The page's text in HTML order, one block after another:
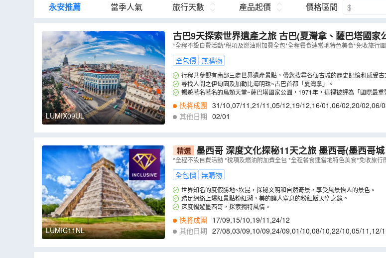
永安推薦 當季人氣 旅行天數 產品起價 價格區間
LUMIX09UL
古巴9天探索世界遺產之旅 古巴(夏灣拿、薩巴塔國家公園、西恩富戈斯、千里達、馬
坦薩斯、海明威故居、雪茄製造廠、冧酒博物館、馬
IX09UL）
*全程不設自費活動*稅項及燃油附加費全包*全程餐食連當地特色美食*免收旅行
全包價 無購物
行程共參觀有南部三處世界遺產景點，帶您搜尋各個古城的歷史記憶和感受古
尋找人間之伊甸園及加勒比海明珠~古巴首都「夏灣拿」。
暢遊著名著名的鳥類天堂~薩巴塔國家公園，1971年，這裡被評為「國際最重
快將成團 31/10,07/11 ,21/11 ,05/12,19/12,16/01 ,06/02,20/02,06/
5 29/05,05/06,19/06
其他日期 02/01
LUMIC11NL
精選 墨西哥 深度文化探秘11天之旅 墨西哥(墨西哥城、索奇米爾科水上花園、坎昆、
瑪雅遺址圖倫古城、夢幻粉紅湖、烏蘇曼、提奧狄華岡
*全程不設自費活動 *稅項及燃油附加費全包 *全程餐食連當地特色美食*免收旅行
全包價 無購物
世界知名的度假勝地~坎昆，探秘文明和自然奇景，享受風景怡人的景色。
踏足網絡上爆紅景點粉紅湖，美的讓人窒息的粉紅版天空之鏡。
深度暢遊墨西哥，探索獨特風情。
快將成團 17/09,15/10,19/11 ,24/12
其他日期 27/08,03/09,10/09,24/09,01/10,08/10,22/10,05/11 ,12/